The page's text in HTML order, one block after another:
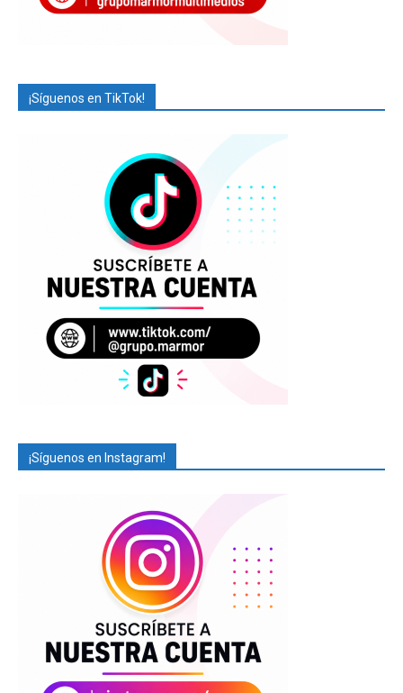
¡Síguenos en TikTok!
¡Síguenos en Instagram!